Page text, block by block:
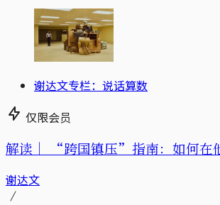
谢达文专栏：说话算数
仅限会员
解读｜ “跨国镇压”指南：如何在
谢达文